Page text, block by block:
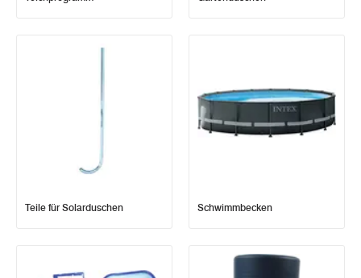
Teile für Solarduschen Schwimmbecken